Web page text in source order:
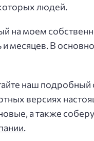
людей.
на моем
месяцев. В
наш подробный
версиях
а также
.